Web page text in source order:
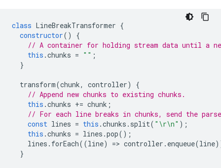
class LineBreakTransformer {
constructor()
{
// A container for holding stream data until a
this .chunks = "" ;
}
transform(chunk, controller)
{
// Append new chunks to existing chunks.
this .chunks += chunk ;
// For each line breaks in chunks, send the
const lines = this .chunks . split( "\r\n" );
this .chunks = lines .pop();
lines . forEach((line) => controller . enqueue(line
}